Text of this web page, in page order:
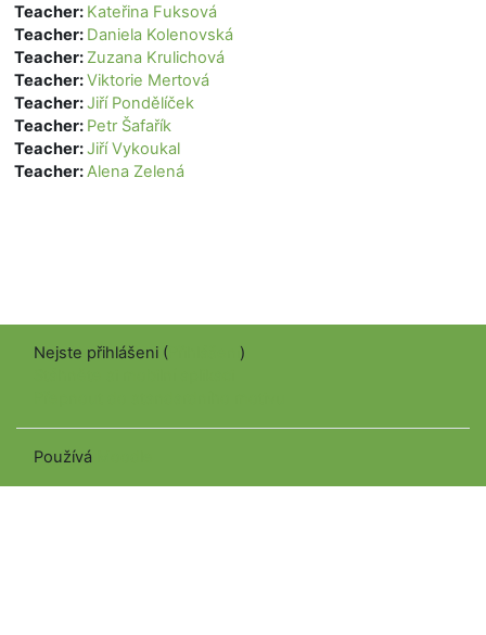
Teacher: Kateřina Fuksová
Teacher: Daniela Kolenovská
Teacher: Zuzana Krulichová
Teacher:Viktorie Mertová
Teacher:Jiří Pondělíček
Teacher: Petr Šafařík
Teacher:Jiří Vykoukal
Teacher:Alena Zelená
Nejste přihlášeni (
)
Používá